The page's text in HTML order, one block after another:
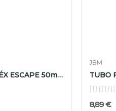
TUBO FLÉX ESCAPE 50mm D X 300mm L
JBM
8,89 €